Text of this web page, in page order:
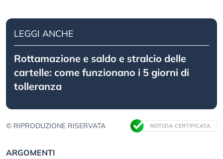
LEGGI ANCHE
Rottamazione e saldo e stralcio delle
cartelle: come funzionano i 5 giorni di
tolleranza
© RIPRODUZIONE RISERVATA
ARGOMENTI